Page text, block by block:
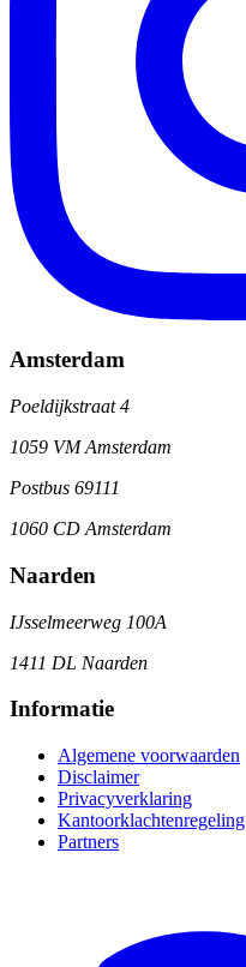
Amsterdam
Poeldijkstraat 4
1059 VM Amsterdam
Postbus 69111
1060 CD Amsterdam
Naarden
IJsselmeerweg 100A
1411 DL Naarden
Informatie
Algemene voorwaarden
Disclaimer
Privacyverklaring
Kantoorklachtenregeling
Partners